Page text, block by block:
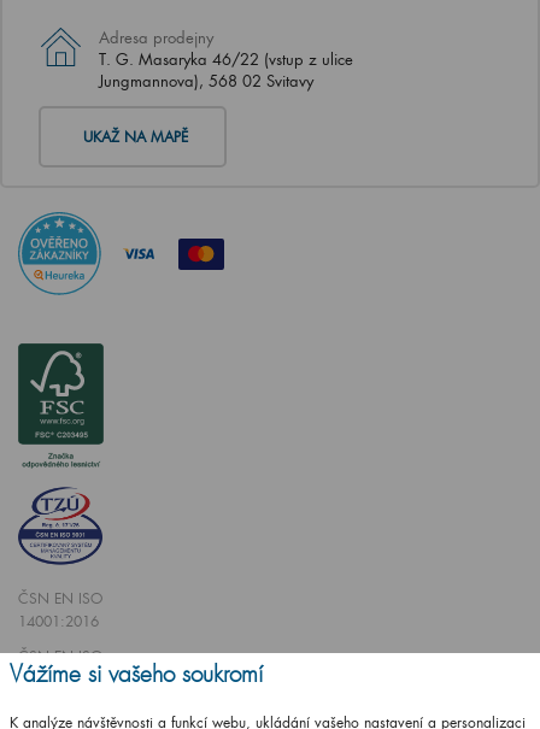
Adresa prodejny
T. G. Masaryka 46/22 (vstup z ulice
Jungmannova), 568 02 Svitavy
UKAŽ NA MAPĚ
ČSN EN ISO
14001:2016
ČSN EN ISO
9001:2016
Vážíme si vašeho soukromí
K analýze návštěvnosti a funkcí webu, ukládání vašeho nastavení a personalizaci